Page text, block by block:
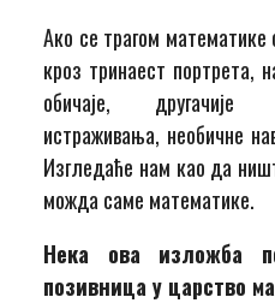
Ако се трагом математике
кроз тринаест портрета,
обичаје, другачије
истраживања, необичне
Изгледаће нам као да
можда саме математике.
Нека ова изложба
позивница у царство